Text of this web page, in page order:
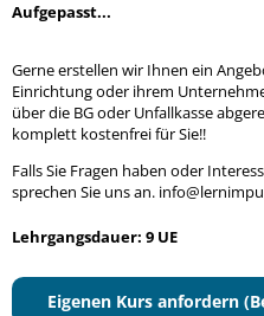
Aufgepasst...
Gerne erstellen wir Ihnen ein
Einrichtung oder ihrem
über die BG oder Unfallkasse
komplett kostenfrei für Sie!!
Falls Sie Fragen haben oder
sprechen Sie uns an.
Lehrgangsdauer: 9 UE
Eigenen Kurs anfordern